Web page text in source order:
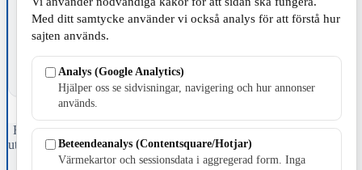
Fristående webbtidningsföretag grundat 1991 som sedan 2002 ger
ut tidningen Skillingaryd.nu och 2010 lanserades Värnamo.nu. Från
april 2026 omfattar Skillingaryd.nu tre kommuner: Gnosjö,
Med ditt samtycke använder vi också analys för att förstå hur
sajten används.
Analys (Google Analytics)
Hjälper oss se sidvisningar, navigering och hur annonser
används.
Beteendeanalys (Contentsquare/Hotjar)
Värmekartor och sessionsdata i aggregerad form. Inga